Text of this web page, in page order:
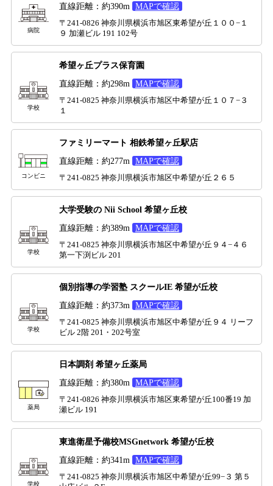
病院
直線距離：約390m
MAPで確認
〒241-0826 神奈川県横浜市旭区東希望が丘１００−１
９ 加瀬ビル 191 102号
学校
希望ヶ丘プラス保育園
直線距離：約298m
MAPで確認
〒241-0825 神奈川県横浜市旭区中希望が丘１０７−３
１
コンビニ
ファミリーマート 相鉄希望ヶ丘駅店
直線距離：約277m
MAPで確認
〒241-0825 神奈川県横浜市旭区中希望が丘２６５
学校
大学受験の Nii School 希望ヶ丘校
直線距離：約389m
MAPで確認
〒241-0825 神奈川県横浜市旭区中希望が丘９４−４６
第一下渕ビル 201
学校
個別指導の学習塾 スクールIE 希望が丘校
直線距離：約373m
MAPで確認
〒241-0825 神奈川県横浜市旭区中希望が丘９４ リーフ
ビル 2階 201・202号室
薬局
日本調剤 希望ヶ丘薬局
直線距離：約380m
MAPで確認
〒241-0826 神奈川県横浜市旭区東希望が丘100番19 加
瀬ビル 191
学校
東進衛星予備校MSGnetwork 希望が丘校
直線距離：約341m
MAPで確認
〒241-0825 神奈川県横浜市旭区中希望が丘99−３ 第５